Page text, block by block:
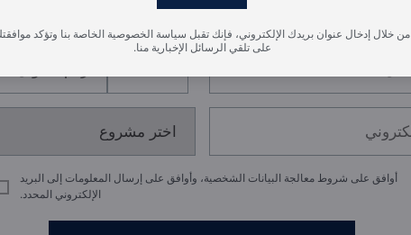
يرجى تزويدنا بالتفاصيل لتسجيل اهتمامك
أوافق على شروط معالجة البيانات الشخصية، وأوافق على إرسال المعلومات إلى البريد
الإلكتروني المحدد.
من خلال إدخال عنوان بريدك الإلكتروني، فإنك تقبل سياسة الخصوصية الخاصة بنا وتؤكد
على تلقي الرسائل الإخبارية منا.